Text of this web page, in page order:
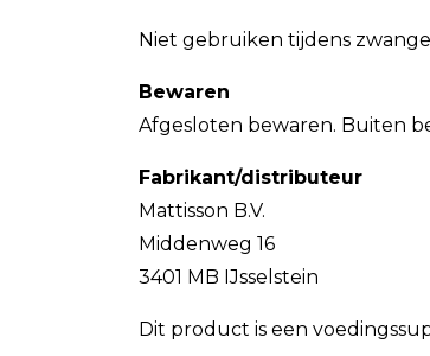
Niet gebruiken tijdens
Bewaren
Afgesloten bewaren. Buiten
Fabrikant/distributeur
Mattisson B.V.
Middenweg 16
3401 MB IJsselstein
Dit product is een